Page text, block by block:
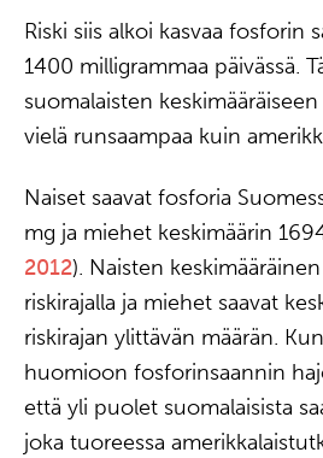
Riski siis alkoi kasvaa fosforin
1400 milligrammaa päivässä.
suomalaisten
vielä runsaampaa kuin
Naiset saavat fosforia
mg ja miehet keskimäärin
2012). Naisten
riskirajalla ja miehet saavat
riskirajan ylittävän määrän.
huomioon fosforinsaannin
että yli puolet suomalaisista
joka tuoreessa